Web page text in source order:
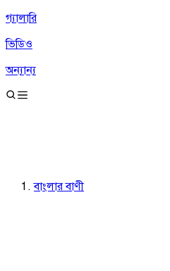
গ্যালারি
ভিডিও
অন্যান্য
বাংলার বাণী